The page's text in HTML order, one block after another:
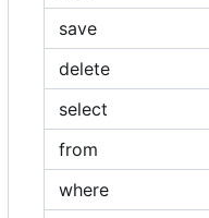
save
delete
select
from
where